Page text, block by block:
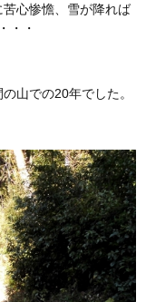
心惨憺、雪が降れば
・・
山での20年でした。